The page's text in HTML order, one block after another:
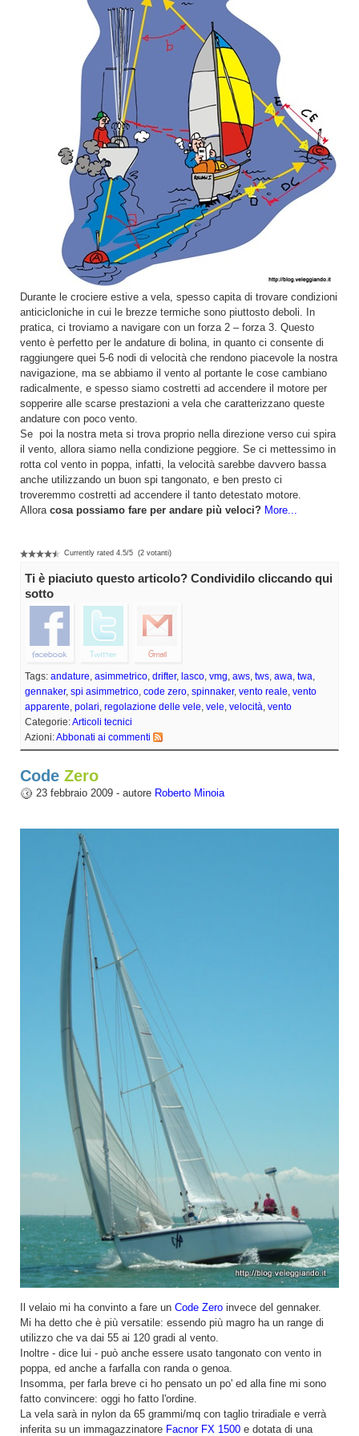
Durante le crociere estive a vela, spesso capita di trovare condizioni
anticicloniche in cui le brezze termiche sono piuttosto deboli. In
pratica, ci troviamo a navigare con un forza 2 – forza 3. Questo
vento è perfetto per le andature di bolina, in quanto ci consente di
raggiungere quei 5-6 nodi di velocità che rendono piacevole la nostra
navigazione, ma se abbiamo il vento al portante le cose cambiano
radicalmente, e spesso siamo costretti ad accendere il motore per
sopperire alle scarse prestazioni a vela che caratterizzano queste
andature con poco vento.
Se poi la nostra meta si trova proprio nella direzione verso cui spira
il vento, allora siamo nella condizione peggiore. Se ci mettessimo in
rotta col vento in poppa, infatti, la velocità sarebbe davvero bassa
anche utilizzando un buon spi tangonato, e ben presto ci
troveremmo costretti ad accendere il tanto detestato motore.
Allora cosa possiamo fare per andare più veloci? More...
Currently rated 4.5/5 (2 votanti)
Ti è piaciuto questo articolo? Condividilo cliccando qui
sotto
Tags: andature asimmetrico drifter, lasco vmg aws tws awa twa
gennaker, spi asimmetrico code zero spinnaker, vento reale vento
apparente polari regolazione delle vele vele velocità vento
Categorie:Articoli tecnici
Azioni:Abbonati ai commenti
Code Zero
23 febbraio 2009 - autore Roberto Minoia
Il velaio mi ha convinto a fare un Code Zero invece del gennaker.
Mi ha detto che è più versatile: essendo più magro ha un range di
utilizzo che va dai 55 ai 120 gradi al vento.
Inoltre - dice lui - può anche essere usato tangonato con vento in
poppa, ed anche a farfalla con randa o genoa.
Insomma, per farla breve ci ho pensato un po' ed alla fine mi sono
fatto convincere: oggi ho fatto l'ordine.
La vela sarà in nylon da 65 grammi/mq con taglio triradiale e verrà
inferita su un immagazzinatore Facnor FX 1500 e dotata di una